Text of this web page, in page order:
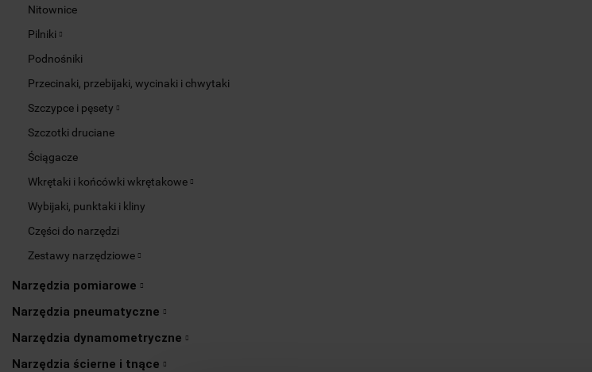
Nitownice
Pilniki
Podnośniki
Przecinaki, przebijaki, wycinaki i chwytaki
Szczypce i pęsety
Szczotki druciane
Ściągacze
Wkrętaki i końcówki wkrętakowe
Wybijaki, punktaki i kliny
Części do narzędzi
Zestawy narzędziowe
Narzędzia pomiarowe
Narzędzia pneumatyczne
Narzędzia dynamometryczne
Narzędzia ścierne i tnące